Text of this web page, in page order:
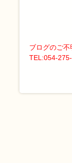
ブログのご
TEL:054-